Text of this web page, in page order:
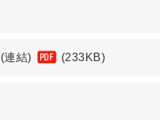
連結) PDF (233KB)